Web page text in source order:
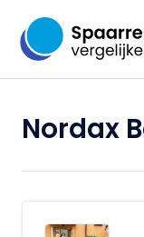
naar
inhoud
Nordax